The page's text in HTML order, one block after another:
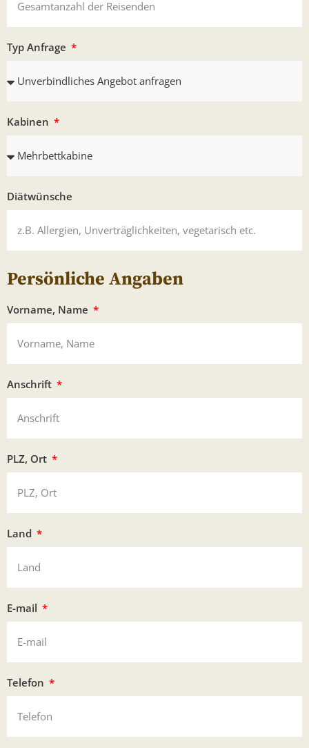
Typ Anfrage
Kabinen
Diätwünsche
Persönliche Angaben
Vorname, Name
Anschrift
PLZ, Ort
Land
E-mail
Telefon